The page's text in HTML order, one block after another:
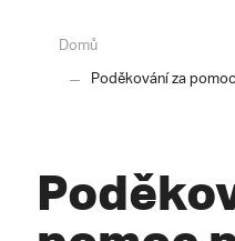
Domů
Poděkování za